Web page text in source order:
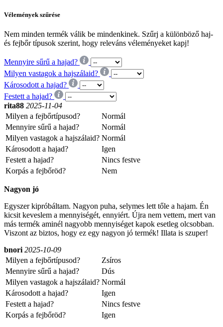
Vélemények szűrése
Nem minden termék válik be mindenkinek. Szűrj a különböző haj-
és fejbőr típusok szerint, hogy releváns véleményeket kapj!
Mennyire sűrű a hajad?
Milyen vastagok a hajszálaid?
Károsodott a hajad?
Festett a hajad?
rita88 2025-11-04
Milyen a fejbőrtípusod?
Normál
Mennyire sűrű a hajad?
Normál
Milyen vastagok a hajszálaid? Normál
Károsodott a hajad?
Igen
Festett a hajad?
Nincs festve
Korpás a fejbőröd?
Nem
Nagyon jó
Egyszer kipróbáltam. Nagyon puha, selymes lett tőle a hajam. Én
kicsit keveslem a mennyiségét, ennyiért. Újra nem vettem, mert van
más termék aminél nagyobb mennyiséget kapok esetleg olcsobban.
Viszont az biztos, hogy ez egy nagyon jó termék! Illata is szuper!
bnori 2025-10-09
Milyen a fejbőrtípusod?
Zsíros
Mennyire sűrű a hajad?
Dús
Milyen vastagok a hajszálaid? Normál
Károsodott a hajad?
Igen
Festett a hajad?
Nincs festve
Korpás a fejbőröd?
Igen